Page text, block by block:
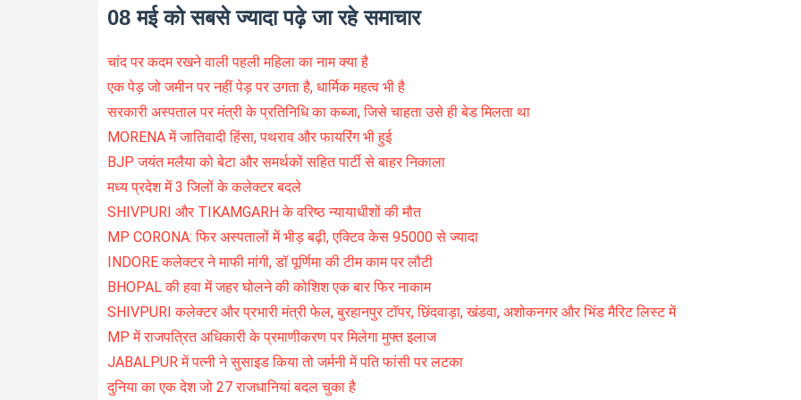
08 मई को सबसे ज्यादा पढ़े जा रहे समाचार
चांद पर कदम रखने वाली पहली महिला का नाम क्या है
एक पेड़ जो जमीन पर नहीं पेड़ पर उगता है, धार्मिक महत्व भी है
सरकारी अस्पताल पर मंत्री के प्रतिनिधि का कब्जा, जिसे चाहता उसे ही बेड मिलता था
MORENA में जातिवादी हिंसा, पथराव और फायरिंग भी हुई
BJP जयंत मलैया को बेटा और समर्थकों सहित पार्टी से बाहर निकाला
मध्य प्रदेश में 3 जिलों के कलेक्टर बदले
SHIVPURI और TIKAMGARH के वरिष्ठ न्यायाधीशों की मौत
MP CORONA: फिर अस्पतालों में भीड़ बढ़ी, एक्टिव केस 95000 से ज्यादा
INDORE कलेक्टर ने माफी मांगी, डॉ पूर्णिमा की टीम काम पर लौटी
BHOPAL की हवा में जहर घोलने की कोशिश एक बार फिर नाकाम
SHIVPURI कलेक्टर और प्रभारी मंत्री फेल, बुरहानपुर टॉपर, छिंदवाड़ा, खंडवा, अशोकनगर और भिंड मैरिट लिस्ट में
MP में राजपत्रित अधिकारी के प्रमाणीकरण पर मिलेगा मुफ्त इलाज
JABALPUR में पत्नी ने सुसाइड किया तो जर्मनी में पति फांसी पर लटका
दुनिया का एक देश जो 27 राजधानियां बदल चुका है